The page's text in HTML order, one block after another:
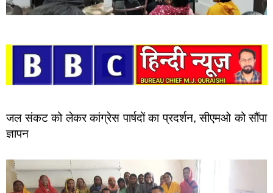
जल संकट को लेकर कांग्रेस पार्षदों का प्रदर्शन, सीएमओ को सौंपा
ज्ञापन